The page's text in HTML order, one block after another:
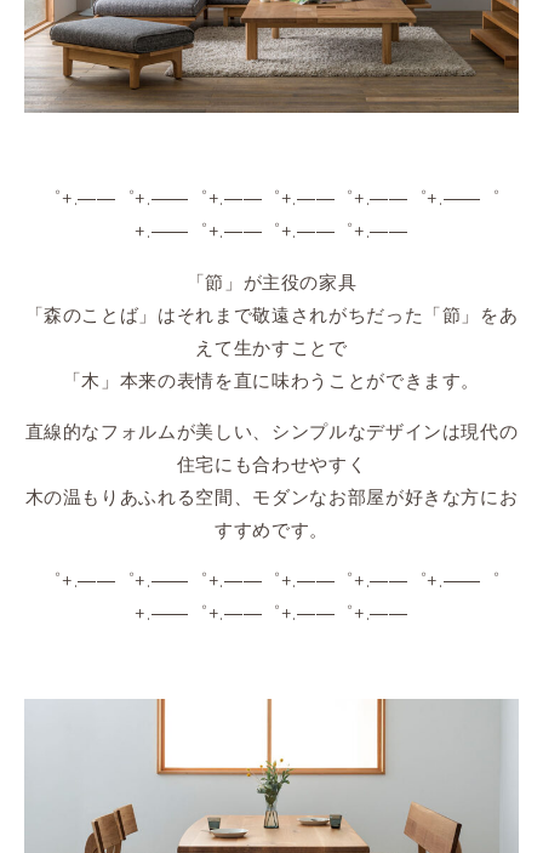
゜+.――゜+.――゜+.――゜+.――゜+.――゜+.――゜
+.――゜+.――゜+.――゜+.――
「節」が主役の家具
「森のことば」はそれまで敬遠されがちだった「節」をあ
えて生かすことで
「木」本来の表情を直に味わうことができます。
直線的なフォルムが美しい、シンプルなデザインは現代の
住宅にも合わせやすく
木の温もりあふれる空間、モダンなお部屋が好きな方にお
すすめです。
゜+.――゜+.――゜+.――゜+.――゜+.――゜+.――゜
+.――゜+.――゜+.――゜+.――